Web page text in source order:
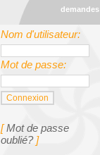
demandes
Nom d'utilisateur:
Mot de passe:
[Mot de passe
oublié?]